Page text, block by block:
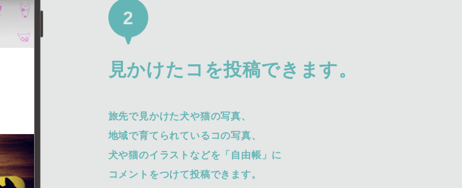
2
見かけたコを投稿できます。
旅先で見かけた犬や猫の写真、
地域で育てられているコの写真、
犬や猫のイラストなどを「自由帳」に
コメントをつけて投稿できます。